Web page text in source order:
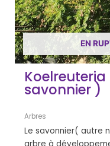
EN
savonnier )
Arbres
Le savonnier( autre
arbre à